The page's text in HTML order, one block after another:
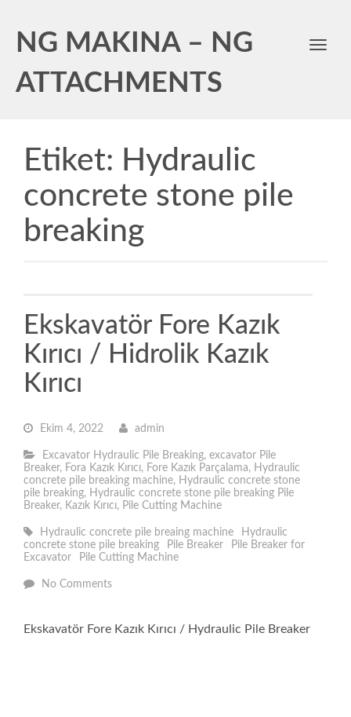
NG MAKINA – NG
ATTACHMENTS
Toggle
Etiket: Hydraulic
concrete stone pile
breaking
Ekskavatör Fore Kazık
Kırıcı / Hidrolik Kazık
Kırıcı
Ekim 4, 2022 admin
Excavator Hydraulic Pile Breaking, excavator Pile
Breaker, Fora Kazık Kırıcı, Fore Kazık Parçalama, Hydraulic
concrete pile breaking machine, Hydraulic concrete stone
pile breaking, Hydraulic concrete stone pile breaking Pile
Breaker, Kazık Kırıcı, Pile Cutting Machine
Hydraulic concrete pile breaing machine
Hydraulic
concrete stone pile breaking
Pile Breaker
Pile Breaker for
Excavator
Pile Cutting Machine
No Comments
Ekskavatör Fore Kazık Kırıcı / Hydraulic Pile Breaker